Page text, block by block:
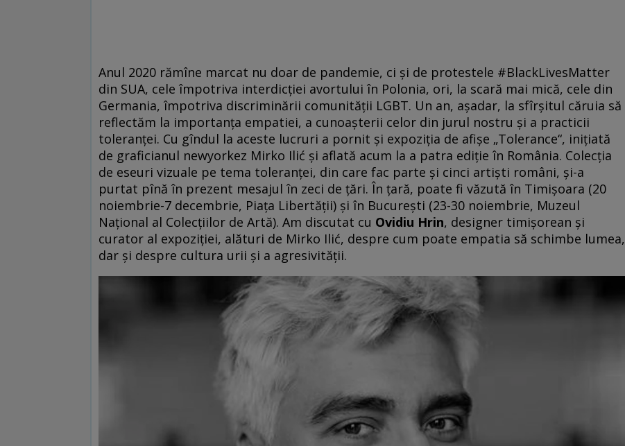
Anul 2020 rămîne marcat nu doar de pandemie, ci și de protestele #BlackLivesMatter
din SUA, cele împotriva interdicției avortului în Polonia, ori, la scară mai mică, cele din
Germania, împotriva discriminării comunității LGBT. Un an, așadar, la sfîrșitul căruia să
reflectăm la importanța empatiei, a cunoașterii celor din jurul nostru și a practicii
toleranței. Cu gîndul la aceste lucruri a pornit și expoziția de afișe „Tolerance“, inițiată
de graficianul newyorkez Mirko Ilić și aflată acum la a patra ediție în România. Colecția
de eseuri vizuale pe tema toleranței, din care fac parte și cinci artiști români, și-a
purtat pînă în prezent mesajul în zeci de țări. În țară, poate fi văzută în Timișoara (20
noiembrie-7 decembrie, Piața Libertății) și în București (23-30 noiembrie, Muzeul
Național al Colecțiilor de Artă). Am discutat cu Ovidiu Hrin, designer timișorean și
curator al expoziției, alături de Mirko Ilić, despre cum poate empatia să schimbe lumea,
dar și despre cultura urii și a agresivității.